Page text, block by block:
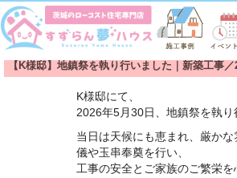
【K様邸】地鎮祭を執り行いました｜新築工事／
K様邸にて、
2026年5月30日、地鎮祭を執
当日は天候にも恵まれ、厳か
儀や玉串奉奠を行い、
工事の安全とご家族のご繁栄